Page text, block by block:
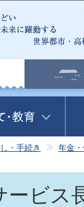
この
・手続き
年金
ビス